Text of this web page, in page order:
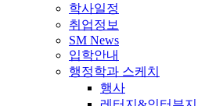
학사일정
취업정보
SM News
입학안내
행정학과 스케치
행사